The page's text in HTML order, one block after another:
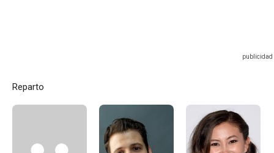
Reparto